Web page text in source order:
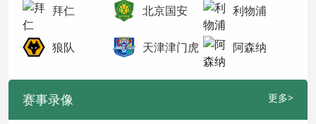
拜仁 北京国安 利物浦
狼队 天津津门虎 阿森纳
赛事录像 更多>